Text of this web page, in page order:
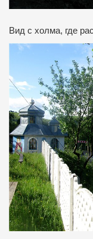
Вид с холма, где